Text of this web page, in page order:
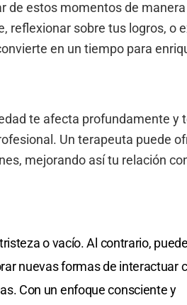
de estos momentos de manera
reflexionar sobre tus logros, o
en un tiempo para
te afecta profundamente y
Un terapeuta puede
mejorando así tu relación
o vacío. Al contrario,
nuevas formas de interactuar
Con un enfoque consciente y